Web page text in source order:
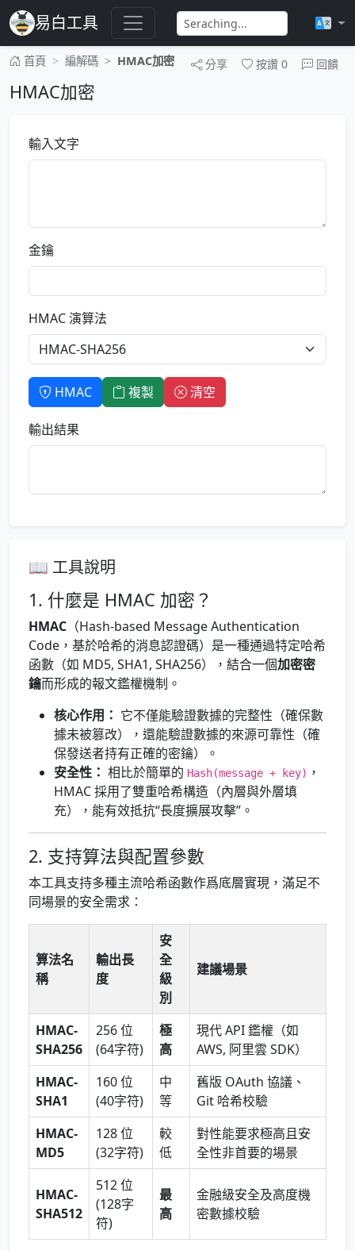
易白工具
首頁 編解碼 HMAC加密 分享 按讚 0 回饋
HMAC加密
輸入文字
金鑰
HMAC 演算法
HMAC 複製 清空
輸出結果
📖 工具說明
1. 什麼是 HMAC 加密？
HMAC （Hash-based Message Authentication
Code，基於哈希的消息認證碼）是一種通過特定哈希
函數（如 MD5, SHA1, SHA256），結合一個加密密
鑰而形成的報文鑑權機制。
核心作用： 它不僅能驗證數據的完整性（確保數
據未被篡改），還能驗證數據的來源可靠性（確
保發送者持有正確的密鑰）。
安全性： 相比於簡單的 Hash(message + key) ，
HMAC 採用了雙重哈希構造（內層與外層填
充），能有效抵抗“長度擴展攻擊”。
2. 支持算法與配置參數
本工具支持多種主流哈希函數作爲底層實現，滿足不
同場景的安全需求：
算法名
稱
輸出長
度
安
全
級
別
建議場景
HMAC-
SHA256
256 位
(64字符)
極
高
現代 API 鑑權（如
AWS, 阿里雲 SDK）
HMAC-
SHA1
160 位
(40字符)
中
等
舊版 OAuth 協議、
Git 哈希校驗
HMAC-
MD5
128 位
(32字符)
較
低
對性能要求極高且安
全性非首要的場景
HMAC-
SHA512
512 位
(128字
符)
最
高
金融級安全及高度機
密數據校驗